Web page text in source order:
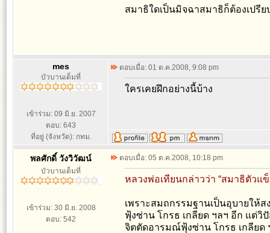
สมาธิใดเป็นมิจฉาสมาธิก็ต้องเปรี
mes
บัวบานเต็มที่
เข้าร่วม: 09 มิ.ย. 2007
ตอบ: 643
ที่อยู่ (จังหวัด): กทม.
ตอบเมื่อ: 01 ต.ค.2008, 9:08 pm
ใครเคยฝึกอย่างนี้บ้าง
พลศักดิ์ วังวิวัฒน์
บัวบานเต็มที่
เข้าร่วม: 30 มิ.ย. 2008
ตอบ: 542
ตอบเมื่อ: 05 ต.ค.2008, 10:18 pm
หลวงพ่อเทียนกล่าวว่า “สมาธิตัวแ
เพราะสมถกรรมฐานเป็นอุบายให้
ฟุ้งซ่าน โกรธ เกลียด ฯลฯ อีก แต่
จิตตัดอารมณ์ฟุ้งซ่าน โกรธ เกลียด